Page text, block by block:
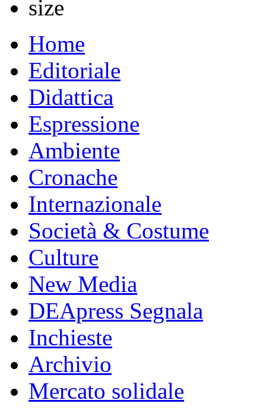
Home
Editoriale
Didattica
Espressione
Ambiente
Cronache
Internazionale
Società & Costume
Culture
New Media
DEApress Segnala
Inchieste
Archivio
Mercato solidale